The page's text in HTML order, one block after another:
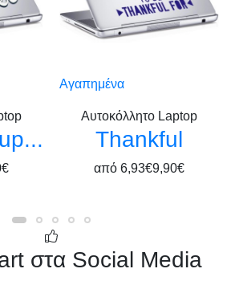
Αγαπημένα
Αυτοκόλλητο Laptop
Thankful
από 6,93€9,90€
στα Social Media